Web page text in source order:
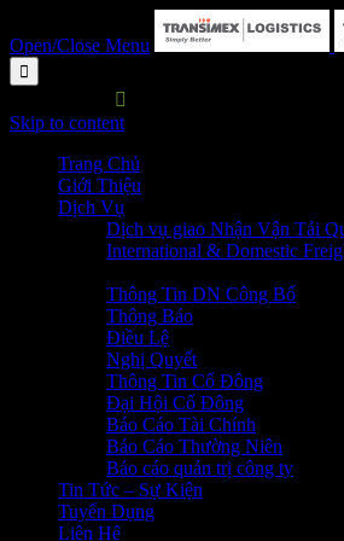
Open/Close Menu


Skip to content
Trang Chủ
Giới Thiệu
Dịch Vụ
Dịch vụ giao Nhận Vận Tải
International & Domestic
Thông Tin DN Công Bố
Thông Báo
Điều Lệ
Nghị Quyết
Thông Tin Cổ Đông
Đại Hội Cổ Đông
Báo Cáo Tài Chính
Báo Cáo Thường Niên
Báo cáo quản trị công ty
Tin Tức – Sự Kiện
Tuyển Dụng
Liên Hệ